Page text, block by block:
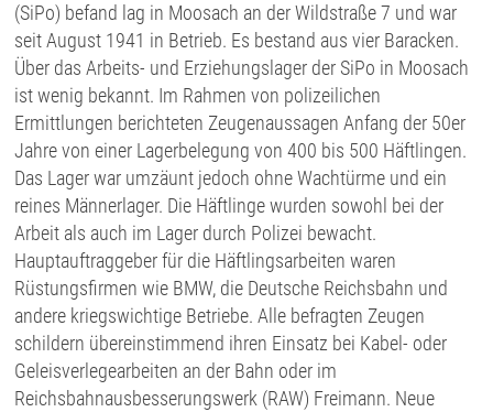
(SiPo) befand lag in Moosach an der Wildstraße 7 und war
seit August 1941 in Betrieb. Es bestand aus vier Baracken.
Über das Arbeits- und Erziehungslager der SiPo in Moosach
ist wenig bekannt. Im Rahmen von polizeilichen
Ermittlungen berichteten Zeugenaussagen Anfang der 50er
Jahre von einer Lagerbelegung von 400 bis 500 Häftlingen.
Das Lager war umzäunt jedoch ohne Wachtürme und ein
reines Männerlager. Die Häftlinge wurden sowohl bei der
Arbeit als auch im Lager durch Polizei bewacht.
Hauptauftraggeber für die Häftlingsarbeiten waren
Rüstungsfirmen wie BMW, die Deutsche Reichsbahn und
andere kriegswichtige Betriebe. Alle befragten Zeugen
schildern übereinstimmend ihren Einsatz bei Kabel- oder
Geleisverlegearbeiten an der Bahn oder im
Reichsbahnausbesserungswerk (RAW) Freimann. Neue